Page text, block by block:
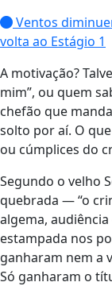
Ventos
volta ao Estágio 1
A motivação?
mim”, ou quem
chefão que
solto por aí. O
ou cúmplices do
Segundo o velho
quebrada — “o
algema,
estampada nos
ganharam nem a
Só ganharam o